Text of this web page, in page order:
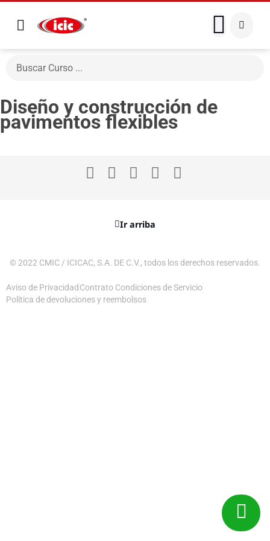
Diseño y construcción de
pavimentos flexibles
Ir arriba
© 2022 CMIC / ICICAC, S.A. DE C.V., todos los derechos reservados.
Aviso de Privacidad Contrato Condiciones de Servicio
Política de devoluciones y reembolsos